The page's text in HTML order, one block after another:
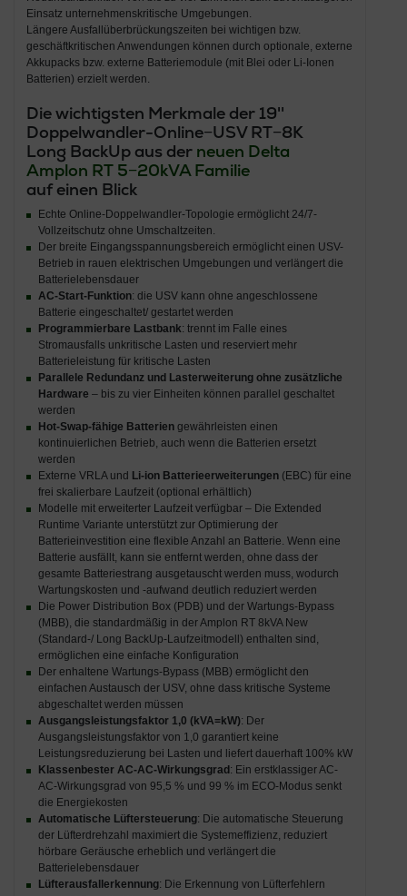
Einsatz unternehmenskritische Umgebungen.
Längere Ausfallüberbrückungszeiten bei wichtigen bzw.
geschäftkritischen Anwendungen können durch optionale, externe
Akkupacks bzw. externe Batteriemodule (mit Blei oder Li-Ionen
Batterien) erzielt werden.
Die wichtigsten Merkmale der 19''
Doppelwandler-Online−USV RT−8K
Long BackUp aus der neuen Delta
Amplon RT 5−20kVA Familie
auf einen Blick
Echte Online-Doppelwandler-Topologie ermöglicht 24/7-
Vollzeitschutz ohne Umschaltzeiten.
Der breite Eingangsspannungsbereich ermöglicht einen USV-
Betrieb in rauen elektrischen Umgebungen und verlängert die
Batterielebensdauer
AC-Start-Funktion: die USV kann ohne angeschlossene
Batterie eingeschaltet/ gestartet werden
Programmierbare Lastbank: trennt im Falle eines
Stromausfalls unkritische Lasten und reserviert mehr
Batterieleistung für kritische Lasten
Parallele Redundanz und Lasterweiterung ohne zusätzliche
Hardware – bis zu vier Einheiten können parallel geschaltet
werden
Hot-Swap-fähige Batteriengewährleisten einen
kontinuierlichen Betrieb, auch wenn die Batterien ersetzt
werden
Externe VRLA und Li-ion Batterieerweiterungen(EBC) für eine
frei skalierbare Laufzeit (optional erhältlich)
Modelle mit erweiterter Laufzeit verfügbar – Die Extended
Runtime Variante unterstützt zur Optimierung der
Batterieinvestition eine flexible Anzahl an Batterie. Wenn eine
Batterie ausfällt, kann sie entfernt werden, ohne dass der
gesamte Batteriestrang ausgetauscht werden muss, wodurch
Wartungskosten und -aufwand deutlich reduziert werden
Die Power Distribution Box (PDB) und der Wartungs-Bypass
(MBB), die standardmäßig in der Amplon RT 8kVA New
(Standard-/ Long BackUp-Laufzeitmodell) enthalten sind,
ermöglichen eine einfache Konfiguration
Der enhaltene Wartungs-Bypass (MBB) ermöglicht den
einfachen Austausch der USV, ohne dass kritische Systeme
abgeschaltet werden müssen
Ausgangsleistungsfaktor 1,0 (kVA=kW): Der
Ausgangsleistungsfaktor von 1,0 garantiert keine
Leistungsreduzierung bei Lasten und liefert dauerhaft 100% kW
Klassenbester AC-AC-Wirkungsgrad : Ein erstklassiger AC-
AC-Wirkungsgrad von 95,5 % und 99 % im ECO-Modus senkt
die Energiekosten
Automatische Lüftersteuerung: Die automatische Steuerung
der Lüfterdrehzahl maximiert die Systemeffizienz, reduziert
hörbare Geräusche erheblich und verlängert die
Batterielebensdauer
Lüfterausfallerkennung: Die Erkennung von Lüfterfehlern